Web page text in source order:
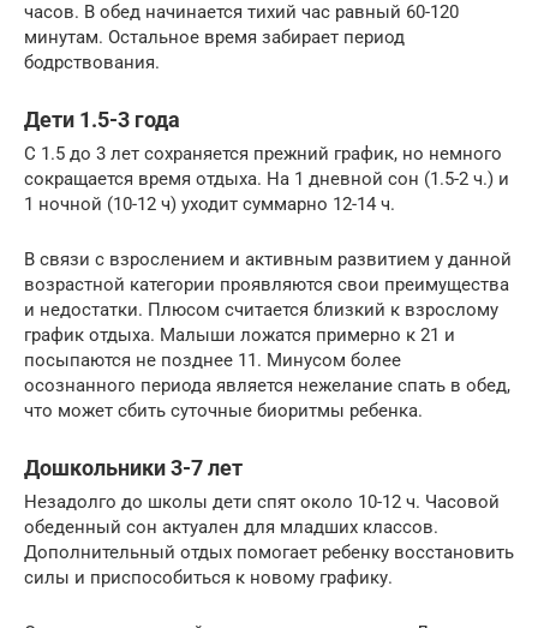
часов. В обед начинается тихий час равный 60-120
минутам. Остальное время забирает период
бодрствования.
Дети 1.5-3 года
С 1.5 до 3 лет сохраняется прежний график, но немного
сокращается время отдыха. На 1 дневной сон (1.5-2 ч.) и
1 ночной (10-12 ч) уходит суммарно 12-14 ч.
В связи с взрослением и активным развитием у данной
возрастной категории проявляются свои преимущества
и недостатки. Плюсом считается близкий к взрослому
график отдыха. Малыши ложатся примерно к 21 и
посыпаются не позднее 11. Минусом более
осознанного периода является нежелание спать в обед,
что может сбить суточные биоритмы ребенка.
Дошкольники 3-7 лет
Незадолго до школы дети спят около 10-12 ч. Часовой
обеденный сон актуален для младших классов.
Дополнительный отдых помогает ребенку восстановить
силы и приспособиться к новому графику.